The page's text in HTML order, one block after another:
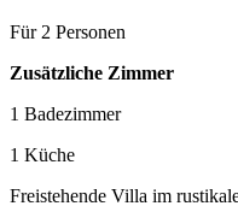
Für 2 Personen
Zusätzliche Zimmer
1 Badezimmer
1 Küche
Freistehende Villa im